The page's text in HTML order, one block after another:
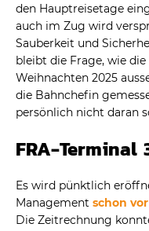
den Hauptreisetage
auch im Zug wird
Sauberkeit und
bleibt die Frage, wie
Weihnachten 2025
die Bahnchefin
persönlich nicht daran
FRA-Terminal
Es wird pünktlich
Management schon
Die Zeitrechnung